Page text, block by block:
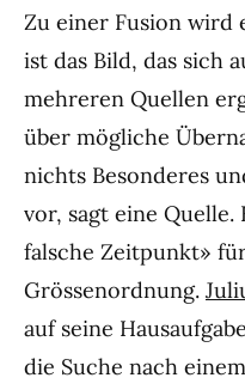
Zu einer Fusion wird
ist das Bild, das sich
mehreren Quellen
über mögliche
nichts Besonderes
vor, sagt eine Quelle.
falsche Zeitpunkt»
Grössenordnung.
auf seine
die Suche nach